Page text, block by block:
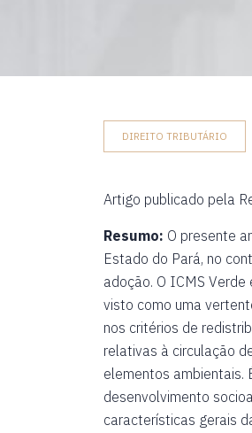
DIREITO TRIBUTÁRIO
Artigo publicado pela
Resumo: O presente
Estado do Pará, no
adoção. O ICMS Verde
visto como uma
nos critérios de
relativas à circulação
elementos ambientais.
desenvolvimento
características gerais